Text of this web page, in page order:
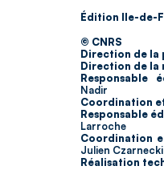
Édition Ile-de-
© CNRS
Direction de la
Direction de la
Responsable
Nadir
Coordination
Responsable
Larroche
Coordination
Julien Czarnecki
Réalisation